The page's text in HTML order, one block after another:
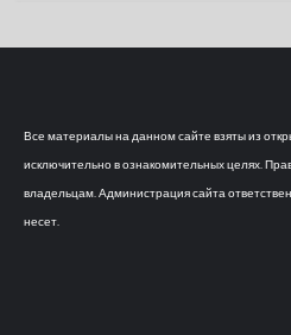
Все материалы на данном сайте взяты из
исключительно в ознакомительных целях.
владельцам. Администрация сайта
несет.